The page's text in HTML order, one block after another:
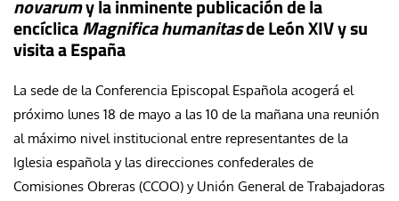
novarumy la inminente publicación de la
encíclicaMagnifica humanitasde León XIV y su
visita a España
La sede de la Conferencia Episcopal Española acogerá el
próximo lunes 18 de mayo a las 10 de la mañana una reunión
al máximo nivel institucional entre representantes de la
Iglesia española y las direcciones confederales de
Comisiones Obreras (CCOO) y Unión General de Trabajadoras